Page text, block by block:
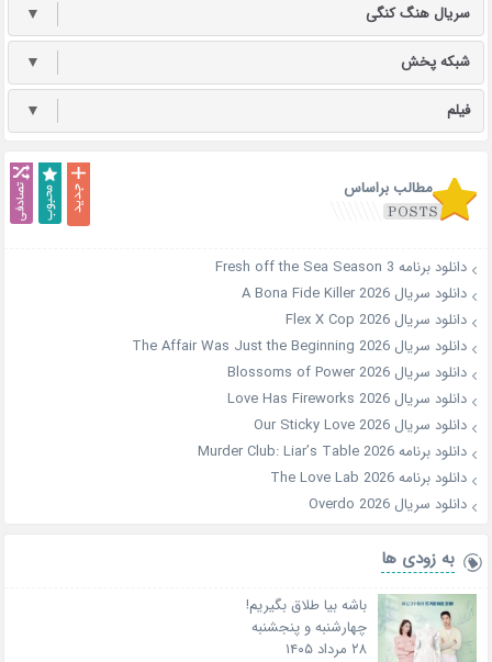
سریال هنگ کنگی ▼
شبکه پخش ▼
فیلم ▼
مطالب براساس
دانلود برنامه Fresh off the Sea Season 3
دانلود سریال A Bona Fide Killer 2026
دانلود سریال Flex X Cop 2026
دانلود سریال The Affair Was Just the Beginning 2026
دانلود سریال Blossoms of Power 2026
دانلود سریال Love Has Fireworks 2026
دانلود سریال Our Sticky Love 2026
دانلود برنامه Murder Club: Liar’s Table 2026
دانلود برنامه The Love Lab 2026
دانلود سریال Overdo 2026
به زودی ها
باشه بیا طلاق بگیریم!
چهارشنبه و پنجشنبه
۲۸ مرداد ۱۴۰۵